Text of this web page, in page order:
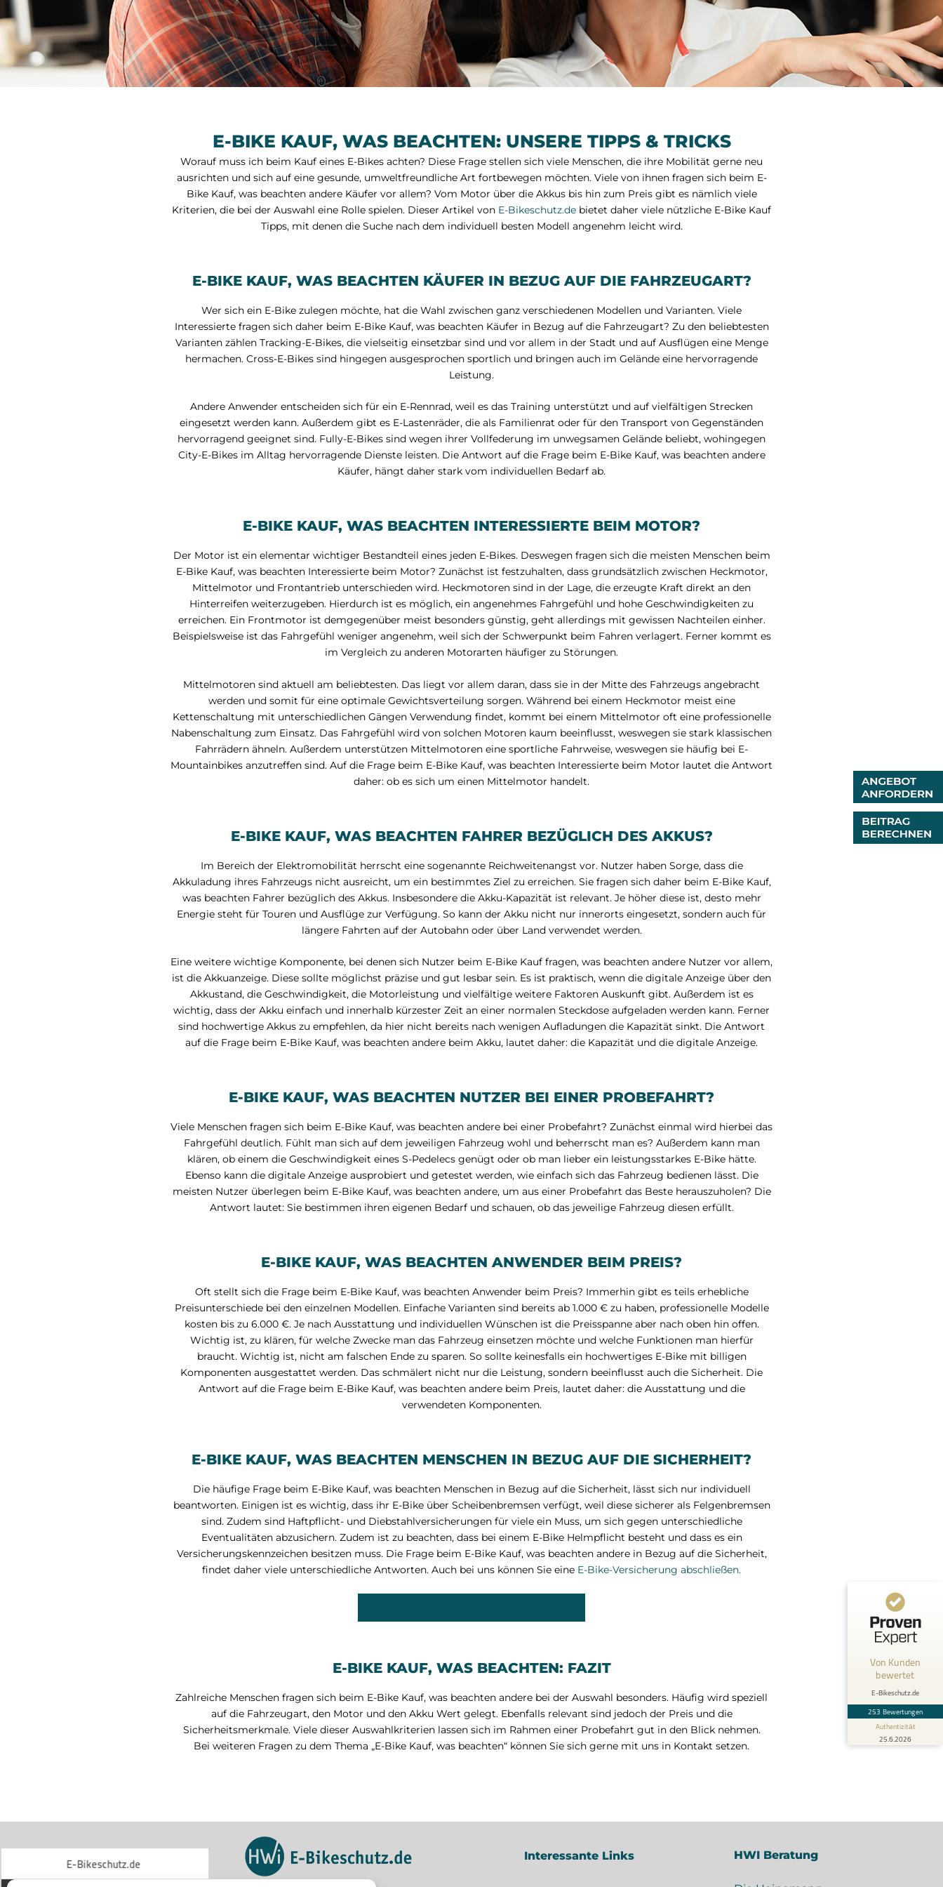
E-BIKE KAUF, WAS BEACHTEN: UNSERE TIPPS & TRICKS
Worauf muss ich beim Kauf eines E-Bikes achten? Diese Frage stellen sich viele Menschen, die ihre Mobilität gerne neu
ausrichten und sich auf eine gesunde, umweltfreundliche Art fortbewegen möchten. Viele von ihnen fragen sich beim E-
Bike Kauf, was beachten andere Käufer vor allem? Vom Motor über die Akkus bis hin zum Preis gibt es nämlich viele
Kriterien, die bei der Auswahl eine Rolle spielen. Dieser Artikel von E-Bikeschutz.de bietet daher viele nützliche E-Bike Kauf
Tipps, mit denen die Suche nach dem individuell besten Modell angenehm leicht wird.
E-BIKE KAUF, WAS BEACHTEN KÄUFER IN BEZUG AUF DIE FAHRZEUGART?
Wer sich ein E-Bike zulegen möchte, hat die Wahl zwischen ganz verschiedenen Modellen und Varianten. Viele
Interessierte fragen sich daher beim E-Bike Kauf, was beachten Käufer in Bezug auf die Fahrzeugart? Zu den beliebtesten
Varianten zählen Tracking-E-Bikes, die vielseitig einsetzbar sind und vor allem in der Stadt und auf Ausflügen eine Menge
hermachen. Cross-E-Bikes sind hingegen ausgesprochen sportlich und bringen auch im Gelände eine hervorragende
Leistung.
Andere Anwender entscheiden sich für ein E-Rennrad, weil es das Training unterstützt und auf vielfältigen Strecken
eingesetzt werden kann. Außerdem gibt es E-Lastenräder, die als Familienrat oder für den Transport von Gegenständen
hervorragend geeignet sind. Fully-E-Bikes sind wegen ihrer Vollfederung im unwegsamen Gelände beliebt, wohingegen
City-E-Bikes im Alltag hervorragende Dienste leisten. Die Antwort auf die Frage beim E-Bike Kauf, was beachten andere
Käufer, hängt daher stark vom individuellen Bedarf ab.
E-BIKE KAUF, WAS BEACHTEN INTERESSIERTE BEIM MOTOR?
Der Motor ist ein elementar wichtiger Bestandteil eines jeden E-Bikes. Deswegen fragen sich die meisten Menschen beim
E-Bike Kauf, was beachten Interessierte beim Motor? Zunächst ist festzuhalten, dass grundsätzlich zwischen Heckmotor,
Mittelmotor und Frontantrieb unterschieden wird. Heckmotoren sind in der Lage, die erzeugte Kraft direkt an den
Hinterreifen weiterzugeben. Hierdurch ist es möglich, ein angenehmes Fahrgefühl und hohe Geschwindigkeiten zu
erreichen. Ein Frontmotor ist demgegenüber meist besonders günstig, geht allerdings mit gewissen Nachteilen einher.
Beispielsweise ist das Fahrgefühl weniger angenehm, weil sich der Schwerpunkt beim Fahren verlagert. Ferner kommt es
im Vergleich zu anderen Motorarten häufiger zu Störungen.
Mittelmotoren sind aktuell am beliebtesten. Das liegt vor allem daran, dass sie in der Mitte des Fahrzeugs angebracht
werden und somit für eine optimale Gewichtsverteilung sorgen. Während bei einem Heckmotor meist eine
Kettenschaltung mit unterschiedlichen Gängen Verwendung findet, kommt bei einem Mittelmotor oft eine professionelle
Nabenschaltung zum Einsatz. Das Fahrgefühl wird von solchen Motoren kaum beeinflusst, weswegen sie stark klassischen
Fahrrädern ähneln. Außerdem unterstützen Mittelmotoren eine sportliche Fahrweise, weswegen sie häufig bei E-
Mountainbikes anzutreffen sind. Auf die Frage beim E-Bike Kauf, was beachten Interessierte beim Motor lautet die Antwort
daher: ob es sich um einen Mittelmotor handelt.
E-BIKE KAUF, WAS BEACHTEN FAHRER BEZÜGLICH DES AKKUS?
Im Bereich der Elektromobilität herrscht eine sogenannte Reichweitenangst vor. Nutzer haben Sorge, dass die
Akkuladung ihres Fahrzeugs nicht ausreicht, um ein bestimmtes Ziel zu erreichen. Sie fragen sich daher beim E-Bike Kauf,
was beachten Fahrer bezüglich des Akkus. Insbesondere die Akku-Kapazität ist relevant. Je höher diese ist, desto mehr
Energie steht für Touren und Ausflüge zur Verfügung. So kann der Akku nicht nur innerorts eingesetzt, sondern auch für
längere Fahrten auf der Autobahn oder über Land verwendet werden.
Eine weitere wichtige Komponente, bei denen sich Nutzer beim E-Bike Kauf fragen, was beachten andere Nutzer vor allem,
ist die Akkuanzeige. Diese sollte möglichst präzise und gut lesbar sein. Es ist praktisch, wenn die digitale Anzeige über den
Akkustand, die Geschwindigkeit, die Motorleistung und vielfältige weitere Faktoren Auskunft gibt. Außerdem ist es
wichtig, dass der Akku einfach und innerhalb kürzester Zeit an einer normalen Steckdose aufgeladen werden kann. Ferner
sind hochwertige Akkus zu empfehlen, da hier nicht bereits nach wenigen Aufladungen die Kapazität sinkt. Die Antwort
auf die Frage beim E-Bike Kauf, was beachten andere beim Akku, lautet daher: die Kapazität und die digitale Anzeige.
E-BIKE KAUF, WAS BEACHTEN NUTZER BEI EINER PROBEFAHRT?
Viele Menschen fragen sich beim E-Bike Kauf, was beachten andere bei einer Probefahrt? Zunächst einmal wird hierbei das
Fahrgefühl deutlich. Fühlt man sich auf dem jeweiligen Fahrzeug wohl und beherrscht man es? Außerdem kann man
klären, ob einem die Geschwindigkeit eines S-Pedelecs genügt oder ob man lieber ein leistungsstarkes E-Bike hätte.
Ebenso kann die digitale Anzeige ausprobiert und getestet werden, wie einfach sich das Fahrzeug bedienen lässt. Die
meisten Nutzer überlegen beim E-Bike Kauf, was beachten andere, um aus einer Probefahrt das Beste herauszuholen? Die
Antwort lautet: Sie bestimmen ihren eigenen Bedarf und schauen, ob das jeweilige Fahrzeug diesen erfüllt.
E-BIKE KAUF, WAS BEACHTEN ANWENDER BEIM PREIS?
Oft stellt sich die Frage beim E-Bike Kauf, was beachten Anwender beim Preis? Immerhin gibt es teils erhebliche
Preisunterschiede bei den einzelnen Modellen. Einfache Varianten sind bereits ab 1.000 € zu haben, professionelle Modelle
kosten bis zu 6.000 €. Je nach Ausstattung und individuellen Wünschen ist die Preisspanne aber nach oben hin offen.
Wichtig ist, zu klären, für welche Zwecke man das Fahrzeug einsetzen möchte und welche Funktionen man hierfür
braucht. Wichtig ist, nicht am falschen Ende zu sparen. So sollte keinesfalls ein hochwertiges E-Bike mit billigen
Komponenten ausgestattet werden. Das schmälert nicht nur die Leistung, sondern beeinflusst auch die Sicherheit. Die
Antwort auf die Frage beim E-Bike Kauf, was beachten andere beim Preis, lautet daher: die Ausstattung und die
verwendeten Komponenten.
E-BIKE KAUF, WAS BEACHTEN MENSCHEN IN BEZUG AUF DIE SICHERHEIT?
Die häufige Frage beim E-Bike Kauf, was beachten Menschen in Bezug auf die Sicherheit, lässt sich nur individuell
beantworten. Einigen ist es wichtig, dass ihr E-Bike über Scheibenbremsen verfügt, weil diese sicherer als Felgenbremsen
sind. Zudem sind Haftpflicht- und Diebstahlversicherungen für viele ein Muss, um sich gegen unterschiedliche
Eventualitäten abzusichern. Zudem ist zu beachten, dass bei einem E-Bike Helmpflicht besteht und dass es ein
Versicherungskennzeichen besitzen muss. Die Frage beim E-Bike Kauf, was beachten andere in Bezug auf die Sicherheit,
findet daher viele unterschiedliche Antworten. Auch bei uns können Sie eine E-Bike-Versicherung abschließen.
E-BIKE KAUF, WAS BEACHTEN: FAZIT
Zahlreiche Menschen fragen sich beim E-Bike Kauf, was beachten andere bei der Auswahl besonders. Häufig wird speziell
auf die Fahrzeugart, den Motor und den Akku Wert gelegt. Ebenfalls relevant sind jedoch der Preis und die
Sicherheitsmerkmale. Viele dieser Auswahlkriterien lassen sich im Rahmen einer Probefahrt gut in den Blick nehmen.
Bei weiteren Fragen zu dem Thema „E-Bike Kauf, was beachten“ können Sie sich gerne mit uns in Kontakt setzen.
Interessante Links HWI Beratung
Von Kunden
bewertet
E-Bikeschutz.de
253 Bewertungen
Authentizität
25.6.2026
SEHR GUT
Bewertungen auf
ProvenExpert.com
Blick aufs ProvenExpert-Profil werfen
Anonym
4
Ich bin mit der Bearbeitung des Schadens
geantwortet und die Bear...